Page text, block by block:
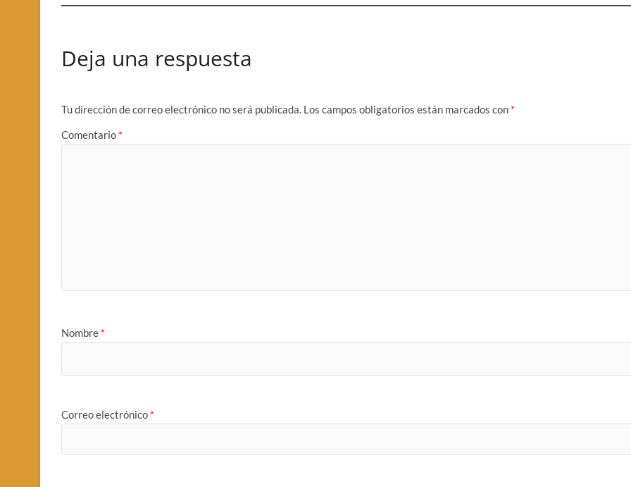
Deja una respuesta
Tu dirección de correo electrónico no será publicada. Los campos obligatorios están marcados con *
Comentario *
Nombre *
Correo electrónico *